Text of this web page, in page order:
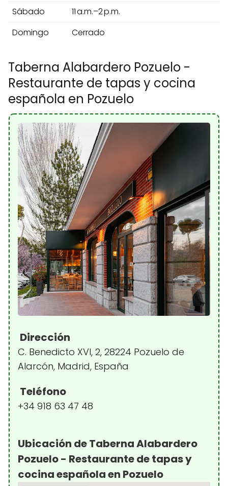
Sábado
11 a.m.–2 p.m.
Domingo
Cerrado
Taberna Alabardero Pozuelo -
Restaurante de tapas y cocina
española en Pozuelo
Dirección
C. Benedicto XVI, 2, 28224 Pozuelo de
Alarcón, Madrid, España
Teléfono
+34 918 63 47 48
Ubicación de Taberna Alabardero
Pozuelo - Restaurante de tapas y
cocina española en Pozuelo